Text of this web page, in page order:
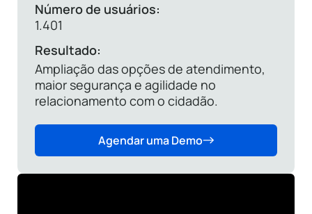
Número de usuários:
1.401
Resultado:
Ampliação das opções de atendimento,
maior segurança e agilidade no
relacionamento com o cidadão.
Agendar uma Demo